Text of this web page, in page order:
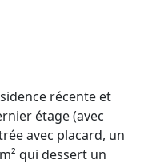
récente et
étage (avec
avec placard, un
qui dessert un